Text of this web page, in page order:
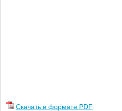
Скачать в формате PDF